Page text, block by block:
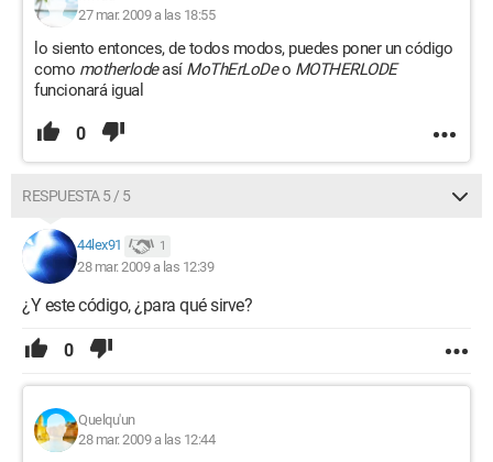
27 mar. 2009 a las 18:55
lo siento entonces, de todos modos, puedes poner un código
como motherlodeasí MoThErLoDeo MOTHERLODE
funcionará igual
0
RESPUESTA 5 / 5
44lex91 1
28 mar. 2009 a las 12:39
¿Y este código, ¿para qué sirve?
0
Quelqu'un
28 mar. 2009 a las 12:44